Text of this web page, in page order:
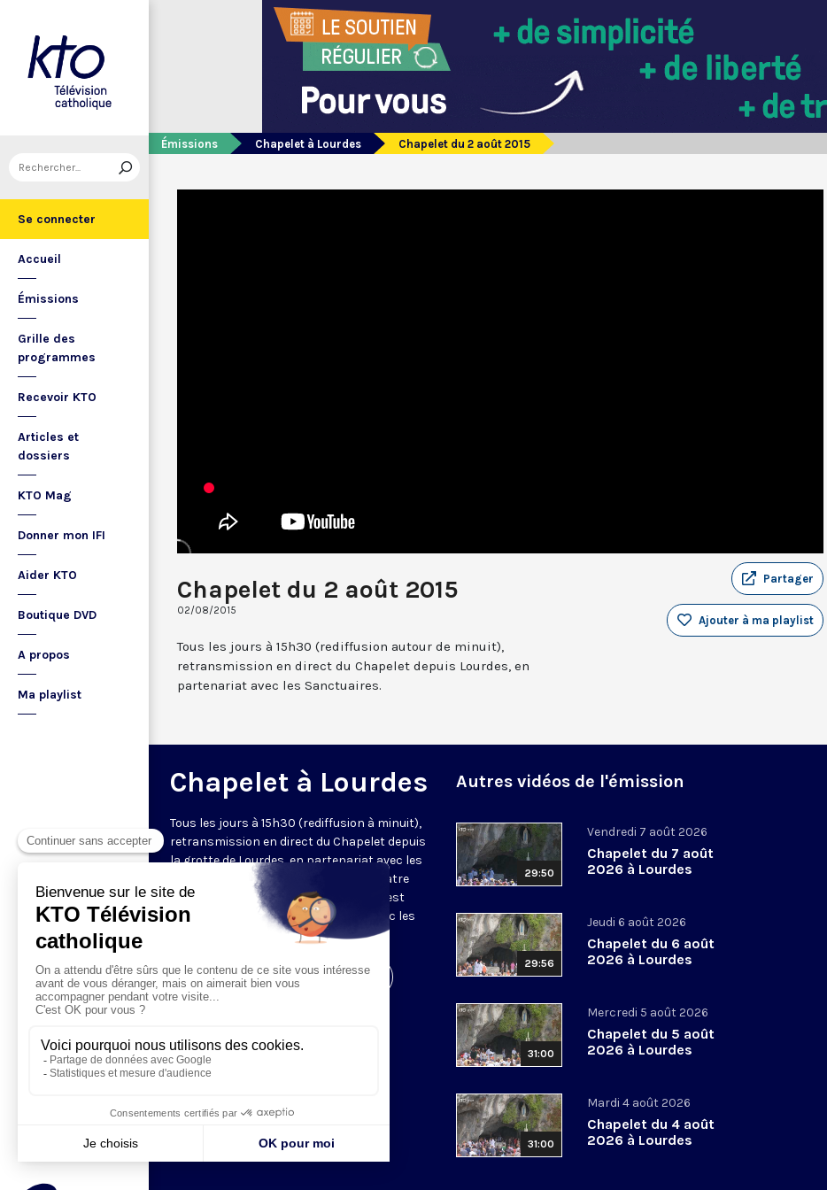
Se connecter
Accueil
Émissions
Grille des
programmes
Recevoir KTO
Articles et
dossiers
KTO Mag
Donner mon IFI
Aider KTO
Boutique DVD
A propos
Ma playlist
Émissions Chapelet à Lourdes Chapelet du 2 août 2015
Chapelet du 2 août 2015
02/08/2015
Partager
Ajouter à ma playlist
Tous les jours à 15h30 (rediffusion autour de minuit),
retransmission en direct du Chapelet depuis Lourdes, en
partenariat avec les Sanctuaires.
Chapelet à Lourdes
Tous les jours à 15h30 (rediffusion à minuit),
retransmission en direct du Chapelet depuis
la grotte de Lourdes, en partenariat avec les
Sanctuaires. Chaque jour, l'une des quatre
méditations des mystères du Rosaire est
proposée en communion de prière avec les
Visiter la page de l'émission
Autres vidéos de l'émission
29:50
Vendredi 7 août 2026
Chapelet du 7 août
2026 à Lourdes
29:56
Jeudi 6 août 2026
Chapelet du 6 août
2026 à Lourdes
31:00
Mercredi 5 août 2026
Chapelet du 5 août
2026 à Lourdes
31:00
Mardi 4 août 2026
Chapelet du 4 août
2026 à Lourdes